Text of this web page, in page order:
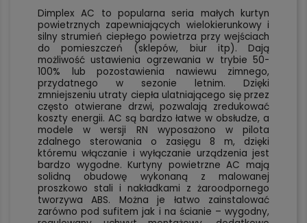
Dimplex AC to popularna seria małych kurtyn
powietrznych zapewniających wielokierunkowy i
silny strumień ciepłego powietrza przy wejściach
do pomieszczeń (sklepów, biur itp). Dają
możliwość ustawienia ogrzewania w trybie 50-
100% lub pozostawienia nawiewu zimnego,
przydatnego w sezonie letnim. Dzięki
zmniejszeniu utraty ciepła ulatniającego się przez
często otwierane drzwi, pozwalają zredukować
koszty energii. AC są bardzo łatwe w obsłudze, a
modele w wersji RN wyposażono w pilota
zdalnego sterowania o zasięgu 8 m, dzięki
któremu włączanie i wyłączanie urządzenia jest
bardzo wygodne. Kurtyny powietrzne AC mają
solidną obudowę wykonaną z malowanej
proszkowo stali i nakładkami z żaroodpornego
tworzywa ABS. Można je łatwo zainstalować
zarówno pod sufitem jak i na ścianie – wygodny,